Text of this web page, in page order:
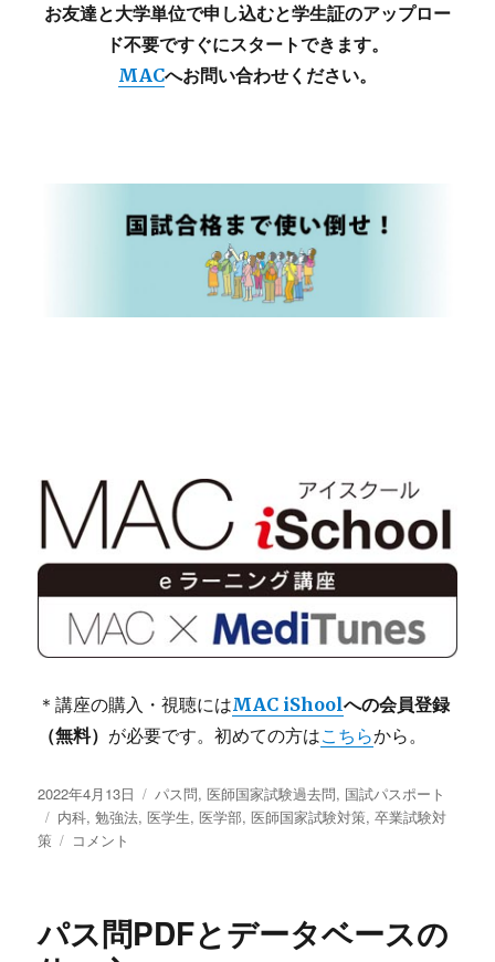
お友達と大学単位で申し込むと学生証のアップロー
ド不要ですぐにスタートできます。
MACへお問い合わせください。
＊講座の購入・視聴にはMAC iShoolへの会員登録
（無料） が必要です。初めての方はこちらから。
投
稿
日:
2022年4月13日
カ
テ
パス問,医師国家試験過去問, 国試パスポート
タ
グ
内科,勉強法,医学生,医学部,医師国家試験対策,卒業試験対
策
パ
サ
コメント
パス問PDFとデータベースの